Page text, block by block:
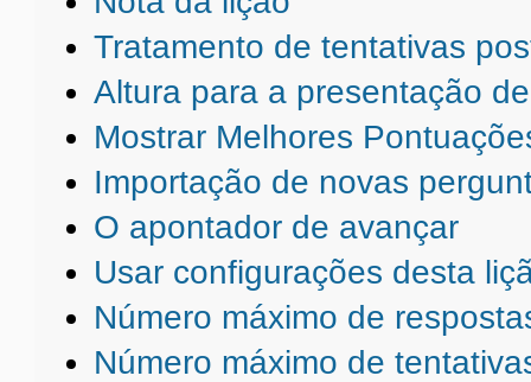
Tratamento de tentativas
Altura para a presentação
Mostrar Melhores
Importação de novas
O apontador de avançar
Usar configurações desta
Número máximo de
Número máximo de